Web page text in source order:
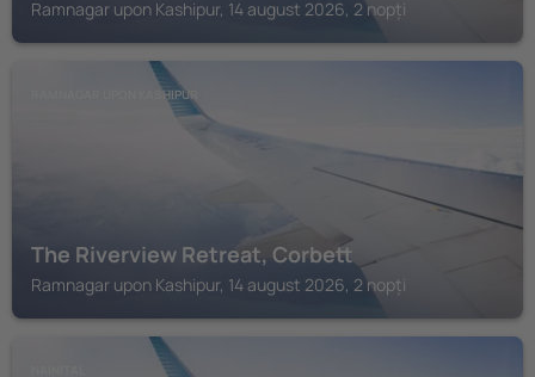
Ramnagar upon Kashipur, 14 august 2026, 2 nopți
RAMNAGAR UPON KASHIPUR
The Riverview Retreat, Corbett
Ramnagar upon Kashipur, 14 august 2026, 2 nopți